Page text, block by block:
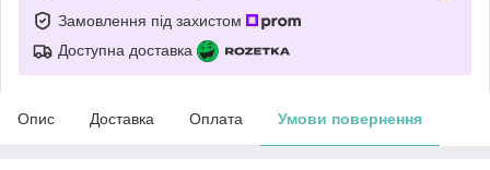
Замовлення під захистом
Доступна доставка
Опис Доставка Оплата Умови повернення